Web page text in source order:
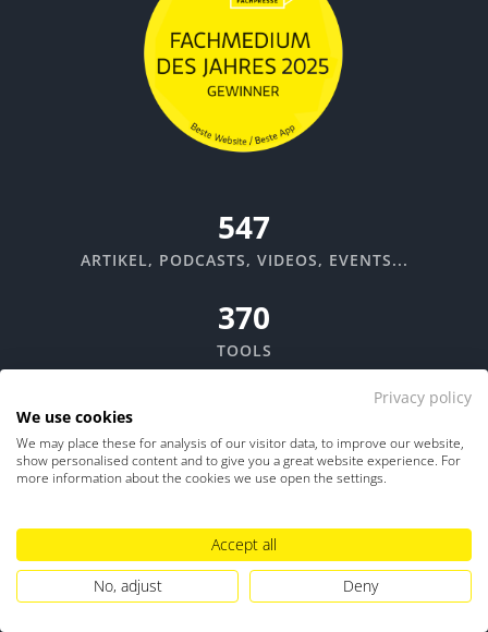
670
ARTIKEL, PODCASTS, VIDEOS, EVENTS...
370
TOOLS
Like Us
auf Facebook
auf Instagram
Privacy policy
We use cookies
We may place these for analysis of our visitor data, to improve our website,
show personalised content and to give you a great website experience. For
more information about the cookies we use open the settings.
Accept all
No, adjust
Deny